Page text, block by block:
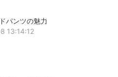
パンツの魅力
13:14:12